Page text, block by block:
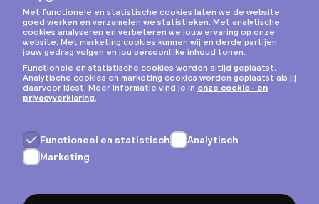
Privacy & cookies
Algemene voorwaarden